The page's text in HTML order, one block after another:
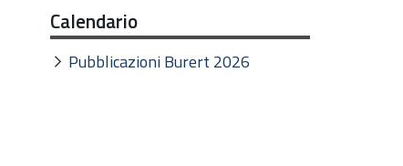
Calendario
Pubblicazioni Burert 2026